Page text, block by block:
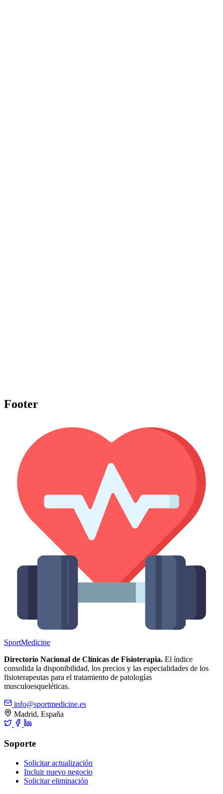
Footer
SportMedicine
Directorio Nacional de Clínicas de Fisioterapia. El índice
consolida la disponibilidad, los precios y las especialidades de los
fisioterapeutas para el tratamiento de patologías
musculoesqueléticas.
info@sportmedicine.es
Madrid, España
Soporte
Solicitar actualización
Incluir nuevo negocio
Solicitar eliminación